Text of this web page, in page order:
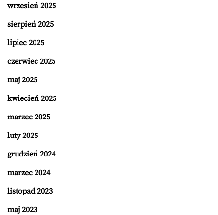
wrzesień 2025
sierpień 2025
lipiec 2025
czerwiec 2025
maj 2025
kwiecień 2025
marzec 2025
luty 2025
grudzień 2024
marzec 2024
listopad 2023
maj 2023